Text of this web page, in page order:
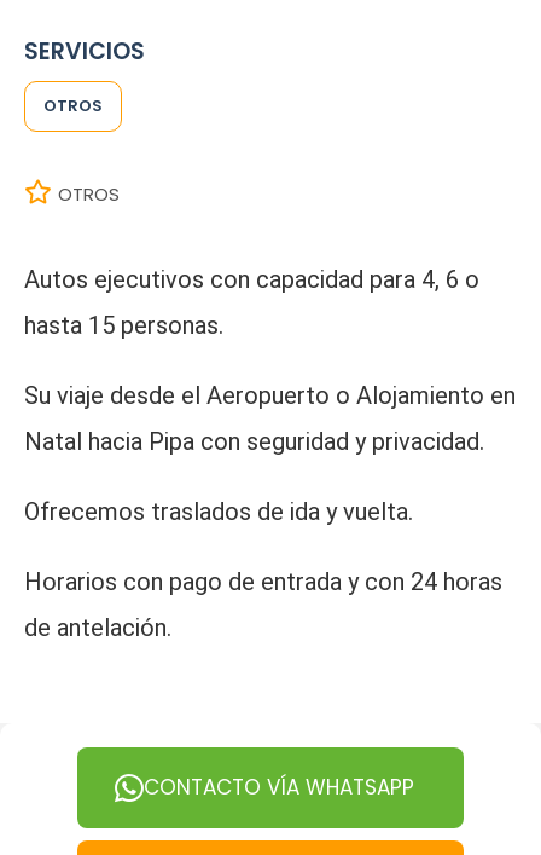
SERVICIOS
OTROS
OTROS
Autos ejecutivos con capacidad para 4, 6 o
hasta 15 personas.
Su viaje desde el Aeropuerto o Alojamiento en
Natal hacia Pipa con seguridad y privacidad.
Ofrecemos traslados de ida y vuelta.
Horarios con pago de entrada y con 24 horas
de antelación.
CONTACTO VÍA WHATSAPP